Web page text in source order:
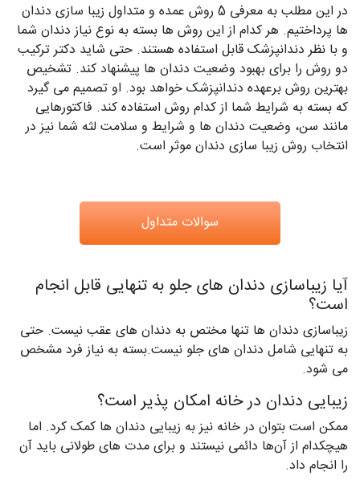
در این مطلب به معرفی 5 روش عمده و متداول زیبا سازی دندان
ها پرداختیم. هر کدام از این روش ها بسته به نوع نیاز دندان شما
و با نظر دندانپزشک قابل استفاده هستند. حتی شاید دكتر ترکیب
دو روش را برای بهبود وضعیت دندان ها پیشنهاد کند. تشخیص
بهترین روش برعهده دندانپزشک خواهد بود. او تصمیم می گیرد
که بسته به شرایط شما از کدام روش استفاده کند. فاکتورهایی
مانند سن، وضعیت دندان ها و شرایط و سلامت لثه شما نیز در
انتخاب روش زیبا سازی دندان موثر است.
سوالات متداول
آیا زیباسازی دندان ‌های جلو به تنهایی قابل انجام
است؟
زیباسازی دندان‌ ها تنها مختص به دندان‌ های عقب نیست. حتی
به تنهایی شامل دندان ‌های جلو نیست.بسته به نیاز فرد مشخص
می ‌شود.
زیبایی دندان در خانه امکان پذیر است؟
ممکن است بتوان در خانه نیز به زیبایی دندان ‌ها کمک کرد. اما
هیچکدام از آن‌ها دائمی نیستند و برای مدت ‌های طولانی باید آن
را انجام داد.